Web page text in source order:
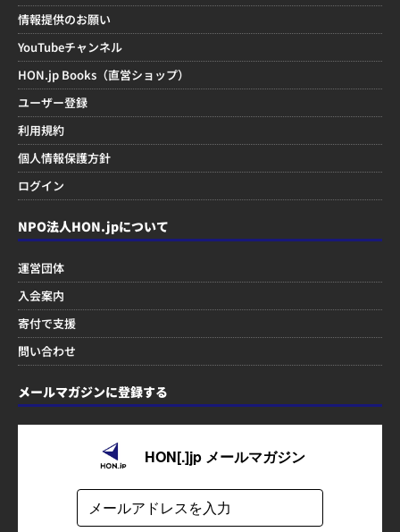
情報提供のお願い
YouTubeチャンネル
HON.jp Books（直営ショップ）
ユーザー登録
利用規約
個人情報保護方針
ログイン
NPO法人HON.jpについて
運営団体
入会案内
寄付で支援
問い合わせ
メールマガジンに登録する